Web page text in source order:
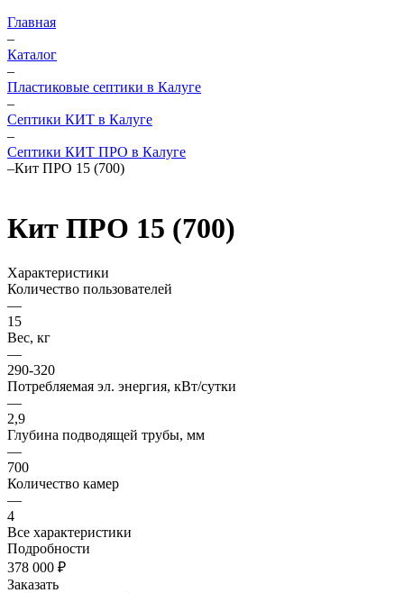
Главная
–
Каталог
–
Пластиковые септики в Калуге
–
Септики КИТ в Калуге
–
Септики КИТ ПРО в Калуге
–Кит ПРО 15 (700)
Кит ПРО 15 (700)
Характеристики
Количество пользователей
—
15
Вес, кг
—
290-320
Потребляемая эл. энергия, кВт/сутки
—
2,9
Глубина подводящей трубы, мм
—
700
Количество камер
—
4
Все характеристики
Подробности
378 000 ₽
Заказать